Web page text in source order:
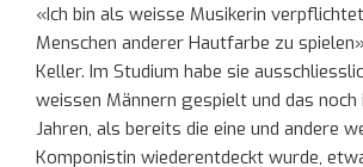
«Ich bin als weisse Musikerin
Menschen anderer Hautfarbe zu
Keller. Im Studium habe sie
weissen Männern gespielt und das
Jahren, als bereits die eine und andere
Komponistin wiederentdeckt wurde,